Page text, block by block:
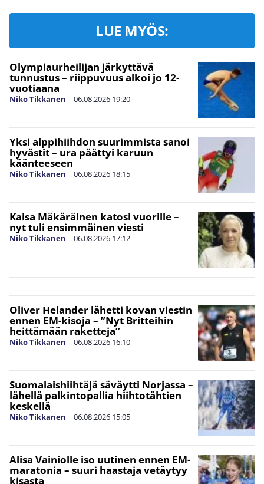
LUE MYÖS:
Olympiaurheilijan järkyttävä
tunnustus – riippuvuus alkoi jo 12-
vuotiaana
Niko Tikkanen | 06.08.2026 19:20
Yksi alppihiihdon suurimmista sanoi
hyvästit – ura päättyi karuun
käänteeseen
Niko Tikkanen | 06.08.2026 18:15
Kaisa Mäkäräinen katosi vuorille –
nyt tuli ensimmäinen viesti
Niko Tikkanen | 06.08.2026 17:12
Oliver Helander lähetti kovan viestin
ennen EM-kisoja – ”Nyt Britteihin
heittämään raketteja”
Niko Tikkanen | 06.08.2026 16:10
Suomalaishiihtäjä säväytti Norjassa –
lähellä palkintopallia hiihtotähtien
keskellä
Niko Tikkanen | 06.08.2026 15:05
Alisa Vainiolle iso uutinen ennen EM-
maratonia – suuri haastaja vetäytyy
kisasta